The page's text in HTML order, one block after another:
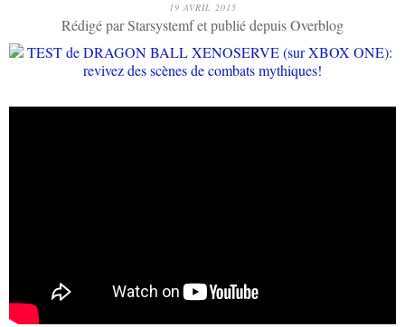
19 AVRIL 2015
Rédigé par Starsystemf et publié depuis Overblog